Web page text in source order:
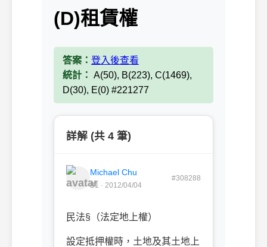
(D)租賃權
答案： 登入後查看
統計： A(50), B(223), C(1469),
D(30), E(0) #221277
詳解 (共 4 筆)
Michael Chu
B1 · 2012/04/04
#308288
民法§（法定地上權）
設定抵押權時，土地及其土地上